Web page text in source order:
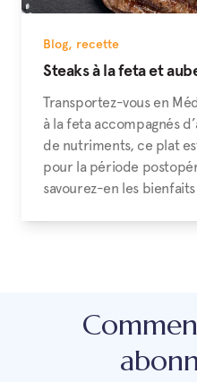
Blog, recette
Steaks à la feta et
Transportez-vous en
à la feta accompagnés
de nutriments, ce plat
pour la période
savourez-en les